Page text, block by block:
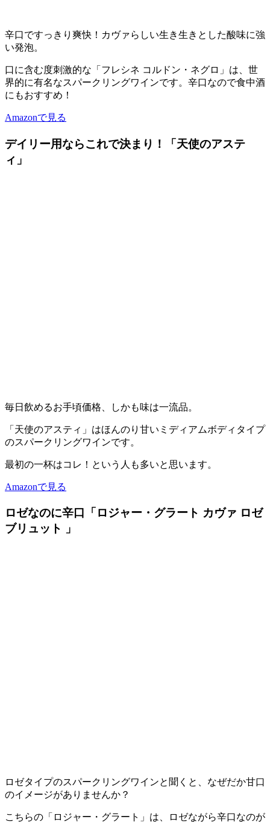
辛口ですっきり爽快！カヴァらしい生き生きとした酸味に強
い発泡。
口に含む度刺激的な「フレシネ コルドン・ネグロ」は、世
界的に有名なスパークリングワインです。辛口なので食中酒
にもおすすめ！
Amazonで見る
デイリー用ならこれで決まり！「天使のアステ
ィ」
毎日飲めるお手頃価格、しかも味は一流品。
「天使のアスティ」はほんのり甘いミディアムボディタイプ
のスパークリングワインです。
最初の一杯はコレ！という人も多いと思います。
Amazonで見る
ロゼなのに辛口「ロジャー・グラート カヴァ ロゼ
ブリュット 」
ロゼタイプのスパークリングワインと聞くと、なぜだか甘口
のイメージがありませんか？
こちらの「ロジャー・グラート」は、ロゼながら辛口なのが